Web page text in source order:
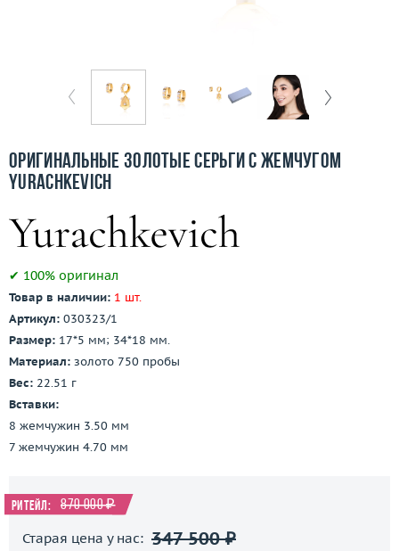
О компании
Контакты
3D-тур по шоуруму
Оригинальные золотые серьги с жемчугом
Yurachkevich
✔ 100% оригинал
Товар в наличии: 1 шт.
Артикул: 030323/1
Размер: 17*5 мм; 34*18 мм.
Материал: золото 750 пробы
Вес: 22.51 г
Вставки:
8 жемчужин 3.50 мм
7 жемчужин 4.70 мм
Ритейл: 870 000 ₽
Старая цена у нас: 347 500 ₽